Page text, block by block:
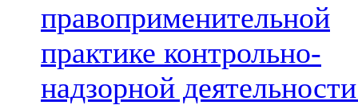
правоприменительной
практике контрольно-
надзорной